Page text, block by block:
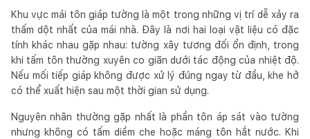
Khu vực mái tôn giáp tường là một trong những vị trí dễ xảy ra
thấm dột nhất của mái nhà. Đây là nơi hai loại vật liệu có đặc
tính khác nhau gặp nhau: tường xây tương đối ổn định, trong
khi tấm tôn thường xuyên co giãn dưới tác động của nhiệt độ.
Nếu mối tiếp giáp không được xử lý đúng ngay từ đầu, khe hở
có thể xuất hiện sau một thời gian sử dụng.
Nguyên nhân thường gặp nhất là phần tôn áp sát vào tường
nhưng không có tấm diềm che hoặc máng tôn hắt nước. Khi